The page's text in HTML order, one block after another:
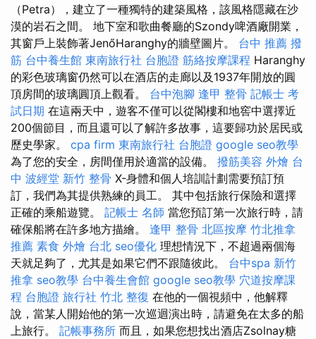
（Petra），建立了一種獨特的建築風格，該風格隱藏在沙
漠的岩石之間。 地下室和歌曲餐廳的Szondy啤酒廠開業，
其窗戶上裝飾著JenőHaranghy的牆壁圖片。 台中 推薦 撥
筋 台中養生館 東南旅行社 台胞證 筋絡按摩課程 Haranghy
的彩色玻璃窗仍然可以在酒店的走廊以及1937年開放的圓
頂房間的玻璃圓頂上觀看。 台中泡腳 逢甲 整骨 記帳士 考
試日期 在這兩天中，遊客不僅可以從閣樓和地窖中選擇近
200個節目，而且還可以了解許多故事，這要歸功於居民或
歷史學家。 cpa firm 東南旅行社 台胞證 google seo教學
為了您的安全，房間僅用於適當的設備。 撥筋美容 外燴 台
中 波經堂 新竹 整骨 X-身體和個人培訓計劃需要預訂預
訂，我們為其提供熟練的員工。 其中包括旅行保險和選擇
正確的乘船遊覽。 記帳士 名師 當您預訂第一次旅行時，請
確保船將在許多地方描繪。 逢甲 整骨 北區按摩 竹北推拿
推薦 素食 外燴 台北 seo優化 理想情況下，不超過兩個海
天就足夠了，尤其是如果它們不跟隨彼此。 台中spa 新竹
推拿 seo教學 台中養生會館 google seo教學 穴道按摩課
程 台胞證 旅行社 竹北 整復 在他的一個視頻中，他解釋
說，當某人開始他的第一次巡迴演出時，請避免在太多的船
上旅行。 記帳事務所 而且，如果您想找出酒店Zsolnay糖